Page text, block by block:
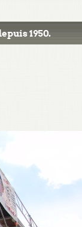
1950.